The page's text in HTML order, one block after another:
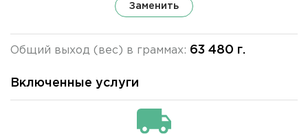
Заменить
Общий выход (вес) в граммах: 63 480 г.
Включенные услуги